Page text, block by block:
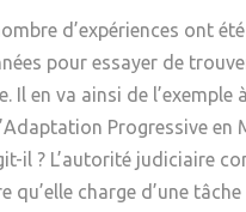
d’expériences ont
pour essayer de
Il en va ainsi de l’exemple
Progressive en
il ? L’autorité judiciaire
qu’elle charge d’une